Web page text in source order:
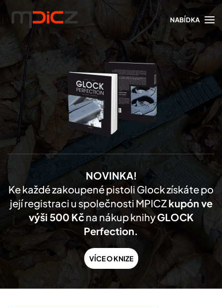
Skip to main content
NABÍDKA
NOVINKA!
Ke každé zakoupené pistoli Glock získáte po
její registraci u společnosti MPICZkupón ve
výši 500 Kčna nákup knihyGLOCK
Perfection.
VÍCE O KNIZE